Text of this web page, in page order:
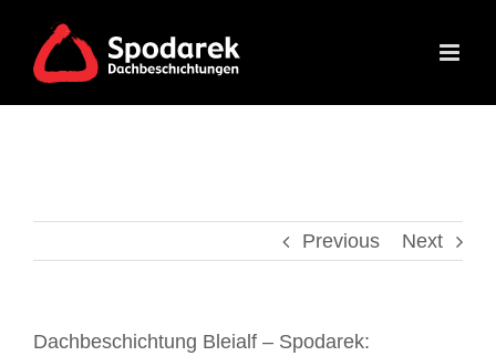
content
Previous Next
Dachbeschichtung Bleialf – Spodarek: